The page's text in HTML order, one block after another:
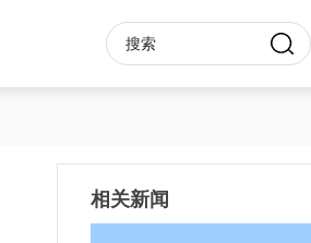
会责任报告
相关新闻